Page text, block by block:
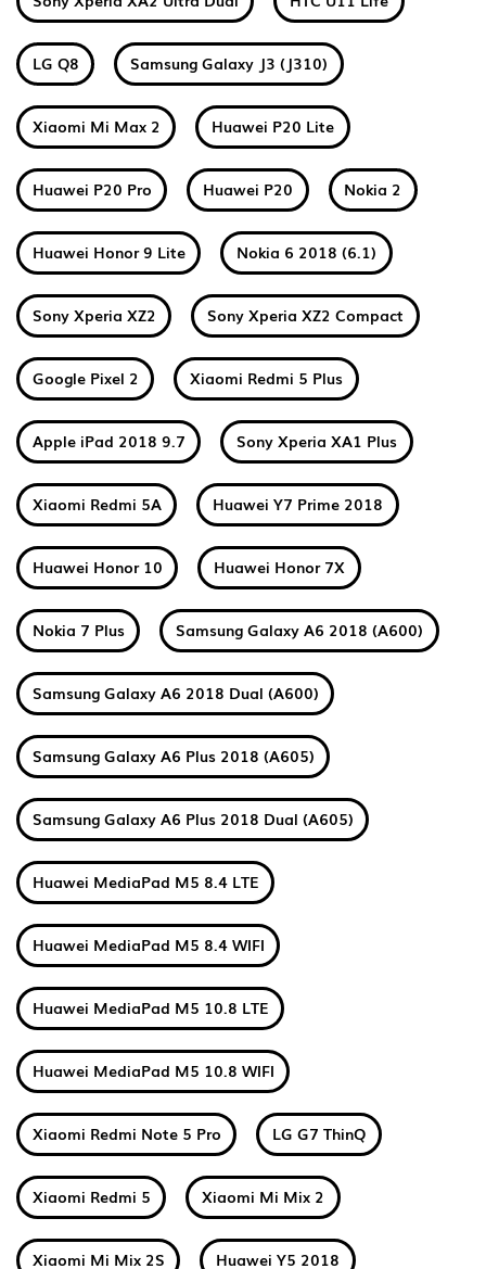
LG Q8 Samsung Galaxy J3 (J310)
Xiaomi Mi Max 2 Huawei P20 Lite
Huawei P20 Pro Huawei P20 Nokia 2
Huawei Honor 9 Lite Nokia 6 2018 (6.1)
Sony Xperia XZ2 Sony Xperia XZ2 Compact
Google Pixel 2 Xiaomi Redmi 5 Plus
Apple iPad 2018 9.7 Sony Xperia XA1 Plus
Xiaomi Redmi 5A Huawei Y7 Prime 2018
Huawei Honor 10 Huawei Honor 7X
Nokia 7 Plus Samsung Galaxy A6 2018 (A600)
Samsung Galaxy A6 2018 Dual (A600)
Samsung Galaxy A6 Plus 2018 (A605)
Samsung Galaxy A6 Plus 2018 Dual (A605)
Huawei MediaPad M5 8.4 LTE
Huawei MediaPad M5 8.4 WIFI
Huawei MediaPad M5 10.8 LTE
Huawei MediaPad M5 10.8 WIFI
Xiaomi Redmi Note 5 Pro LG G7 ThinQ
Xiaomi Redmi 5 Xiaomi Mi Mix 2
Xiaomi Mi Mix 2S Huawei Y5 2018